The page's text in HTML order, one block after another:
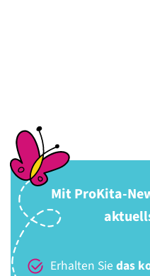
Mit ProKita-
Erhalten Sie das